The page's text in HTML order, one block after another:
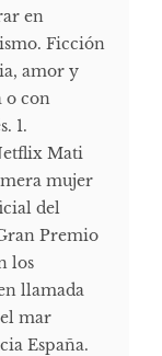
en
Ficción
amor y
o con
1.
Mati
mujer
del
Premio
los
llamada
mar
España.